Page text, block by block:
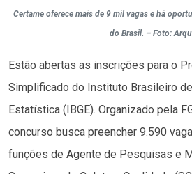
Certame oferece mais de 9 mil vagas e há
do Brasil. – Foto:
Estão abertas as inscrições para o
Simplificado do Instituto Brasileiro
Estatística (IBGE). Organizado pela
concurso busca preencher 9.590
funções de Agente de Pesquisas e